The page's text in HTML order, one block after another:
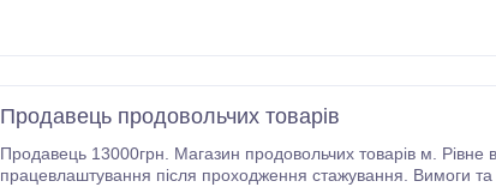
Продавець продовольчих товарів
Продавець 13000грн. Магазин продовольчих товарів м. Рівне вул. Андрія Мельника 25 Графік роботи 5/2 з 10⁰⁰-20⁰⁰ Офіційне
працевлаштування після проходження стажування. Вимоги та обов'язки: - бути привітною до покупців; - слідкувати за свіжістю та